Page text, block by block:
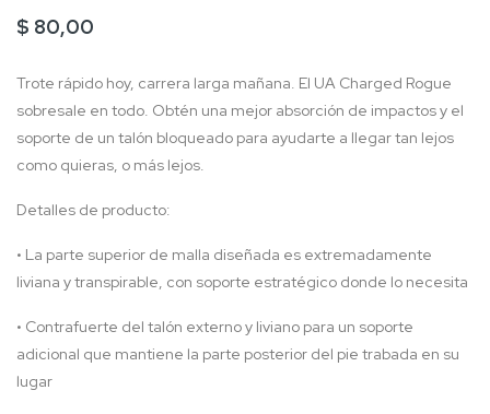
$ 80,00
Trote rápido hoy, carrera larga mañana. El UA Charged Rogue
sobresale en todo. Obtén una mejor absorción de impactos y el
soporte de un talón bloqueado para ayudarte a llegar tan lejos
como quieras, o más lejos.
Detalles de producto:
• La parte superior de malla diseñada es extremadamente
liviana y transpirable, con soporte estratégico donde lo necesita
• Contrafuerte del talón externo y liviano para un soporte
adicional que mantiene la parte posterior del pie trabada en su
lugar